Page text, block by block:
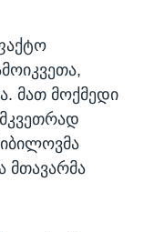
მათ მოქმედი
მთავარმა